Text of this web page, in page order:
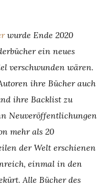
wurde Ende 2020
ein neues
verschwunden wären.
ihre Bücher auch
ihre Backlist zu
Neuveröffentlichungen
mehr als 20
der Welt erschienen
einmal in den
Alle Bücher des